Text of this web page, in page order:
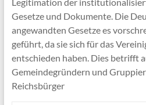
Legitimation der
Gesetze und Dokumente. Die
angewandten Gesetze es
geführt, da sie sich für das
entschieden haben. Dies betrifft
Gemeindegründern und
Reichsbürger